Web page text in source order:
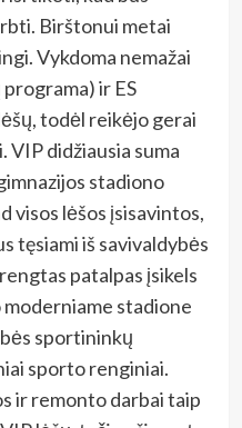
Birštonui metai
Vykdoma nemažai
ir ES
todėl reikėjo gerai
VIP didžiausia suma
stadiono
visos lėšos įsisavintos,
tęsiami iš savivaldybės
patalpas įsikels
stadione
sportininkų
sporto renginiai.
ir remonto darbai taip